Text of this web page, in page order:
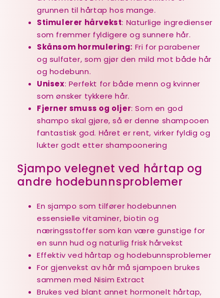
grunnen til hårtap hos mange.
Stimulerer hårvekst: Naturlige ingredienser
som fremmer fyldigere og sunnere hår.
Skånsom hormulering: Fri for parabener
og sulfater, som gjør den mild mot både hår
og hodebunn.
Unisex: Perfekt for både menn og kvinner
som ønsker tykkere hår.
Fjerner smuss og oljer: Som en god
shampo skal gjøre, så er denne shampooen
fantastisk god. Håret er rent, virker fyldig og
lukter godt etter shampoonering
Sjampo velegnet ved hårtap og
andre hodebunnsproblemer
En sjampo som tilfører hodebunnen
essensielle vitaminer, biotin og
næringsstoffer som kan være gunstige for
en sunn hud og naturlig frisk hårvekst
Effektiv ved hårtap og hodebunnsproblemer
For gjenvekst av hår må sjampoen brukes
sammen med Nisim Extract
Brukes ved blant annet hormonelt hårtap,